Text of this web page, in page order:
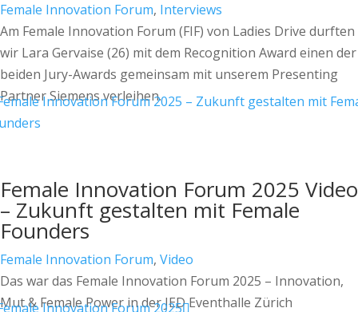
Female Innovation Forum, Interviews
Am Female Innovation Forum (FIF) von Ladies Drive durften
wir Lara Gervaise (26) mit dem Recognition Award einen der
beiden Jury-Awards gemeinsam mit unserem Presenting
Partner Siemens verleihen.
Female Innovation Forum 2025 Video
– Zukunft gestalten mit Female
Founders
Female Innovation Forum, Video
Das war das Female Innovation Forum 2025 – Innovation,
Mut & Female Power in der JED Eventhalle Zürich